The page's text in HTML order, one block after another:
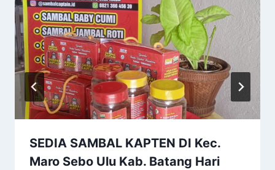
SEDIA SAMBAL KAPTEN DI Kec.
Maro Sebo Ulu Kab. Batang Hari